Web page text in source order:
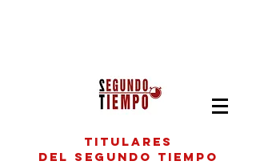
titulares
del segundo tiempo